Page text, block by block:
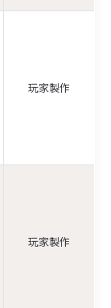
玩家製作
玩家製作